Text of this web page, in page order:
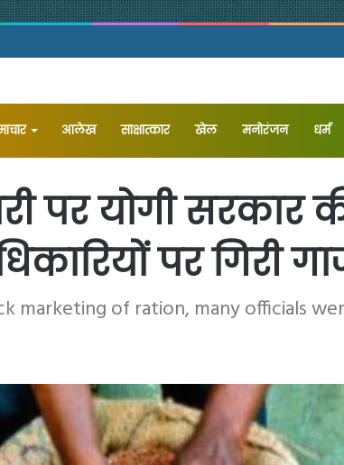
आलेख ⁠साक्षात्कार खेल मनोरंजन धर्म
पर योगी सरकार
पर गिरी
marketing of ration, many officials